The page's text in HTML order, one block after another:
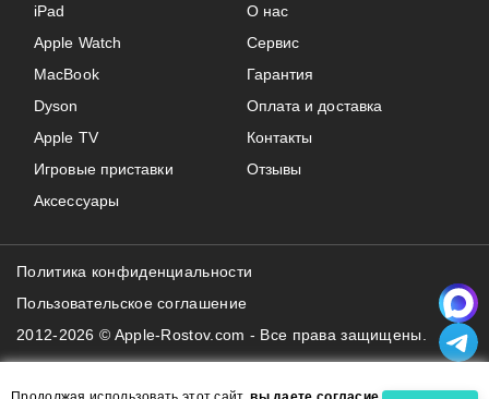
iPad
Apple Watch
MacBook
Dyson
Apple TV
Игровые приставки
Аксессуары
О нас
Сервис
Гарантия
Оплата и доставка
Контакты
Отзывы
2012-2026 © Apple-Rostov.com - Все права защищены.
Пользовательское соглашение
Политика конфиденциальности